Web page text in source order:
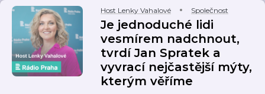
Host Lenky Vahalové Společnost
Je jednoduché lidi
vesmírem nadchnout,
tvrdí Jan Spratek a
vyvrací nejčastější mýty,
kterým věříme